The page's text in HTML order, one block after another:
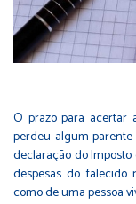
O prazo para acertar
perdeu algum
declaração do Imposto
despesas do falecido
como de uma pessoa